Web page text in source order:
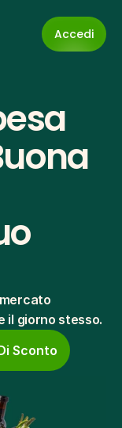
Accedi
il giorno stesso.
Sconto